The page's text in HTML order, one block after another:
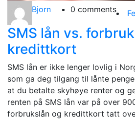
Bjorn 0 comments
SMS lån vs.
kredittkort
SMS lån er ikke lenger lovlig i
som ga deg tilgang til lånte
at du betalte skyhøye renter og
renten på SMS lån var på over
forbrukslån og kredittkort tatt